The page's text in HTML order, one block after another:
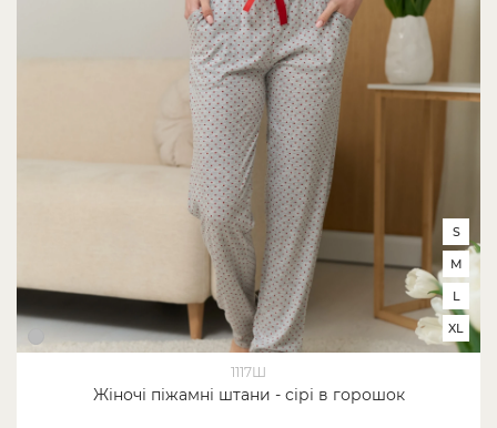
1117Ш
Жіночі піжамні штани - сірі в горошок
S
M
L
XL